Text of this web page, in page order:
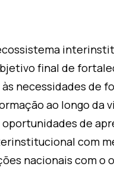
final de
necessidades
ao longo
de
com
nacionais com